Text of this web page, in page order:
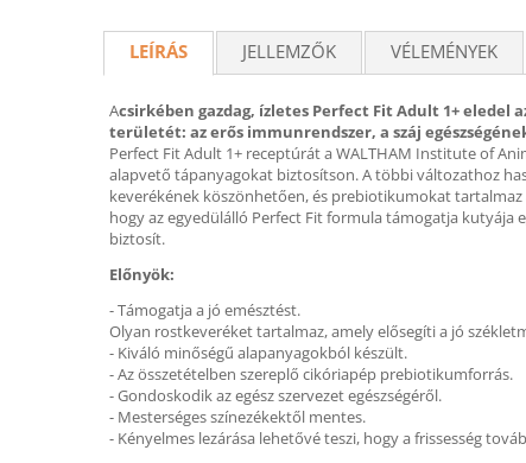
LEÍRÁS JELLEMZŐK VÉLEMÉNYEK
Acsirkében gazdag, ízletes Perfect Fit Adult 1+
területét: az erős immunrendszer, a száj
Perfect Fit Adult 1+ receptúrát a WALTHAM Institute of
alapvető tápanyagokat biztosítson. A többi változathoz
keverékének köszönhetően, és prebiotikumokat
hogy az egyedülálló Perfect Fit formula támogatja kutyája
biztosít.
Előnyök:
- Támogatja a jó emésztést.
Olyan rostkeveréket tartalmaz, amely elősegíti a jó
- Kiváló minőségű alapanyagokból készült.
- Az összetételben szereplő cikóriapép prebiotikumforrás.
- Gondoskodik az egész szervezet egészségéről.
- Mesterséges színezékektől mentes.
- Kényelmes lezárása lehetővé teszi, hogy a frissesség